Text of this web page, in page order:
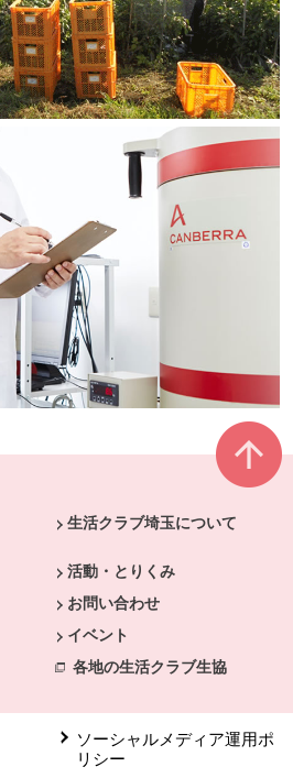
生活クラブ埼玉について
活動・とりくみ
お問い合わせ
イベント
各地の生活クラブ生協
ソーシャルメディア運用ポ
リシー